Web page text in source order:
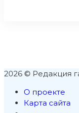
2026 © Редакция
О проекте
Карта сайта